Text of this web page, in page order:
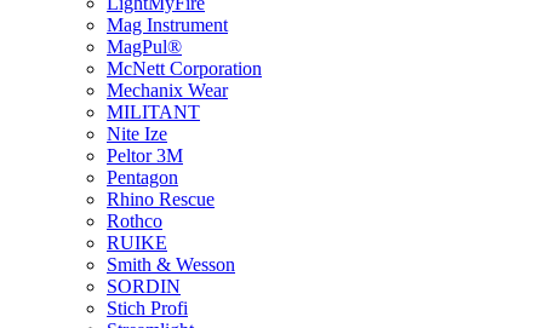
Mag Instrument
MagPul®
McNett Corporation
Mechanix Wear
MILITANT
Nite Ize
Peltor 3M
Pentagon
Rhino Rescue
Rothco
RUIKE
Smith & Wesson
SORDIN
Stich Profi